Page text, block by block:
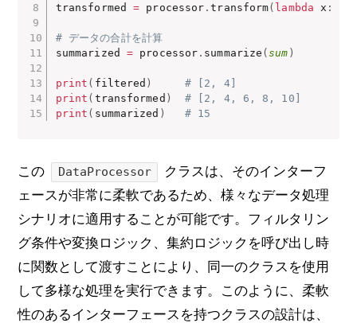
transformed = processor .transform( lambda x :
# データの合計を計算
summarized = processor . summarize (sum )
print ( filtered )
# [2, 4]
print ( transformed )
# [2, 4, 6, 8, 10]
print ( summarized ) # 15
この DataProcessor
クラスは、そのインターフ
ェースが非常に柔軟であるため、様々なデータ処理
シナリオに適用することが可能です。フィルタリン
グ条件や変換ロジック、集約ロジックを呼び出し時
に関数として渡すことにより、同一のクラスを使用
して多様な処理を実行できます。このように、柔軟
性のあるインターフェースを持つクラスの設計は、